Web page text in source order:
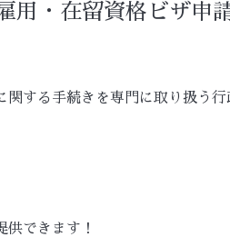
用・在留資格ビザ申
する手続きを専門に取り扱う
できます！